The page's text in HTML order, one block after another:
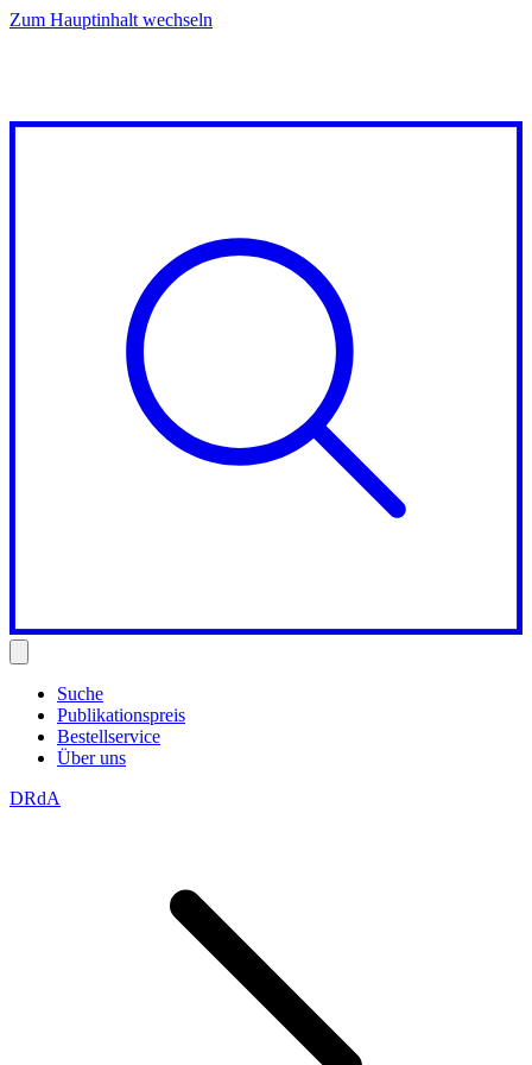
Zum Hauptinhalt wechseln
Suche
Publikationspreis
Bestellservice
Über uns
DRdA